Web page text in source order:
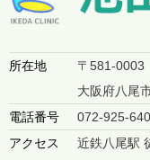
所在地
〒581-0003
大阪府八尾
電話番号
072-925-
アクセス
近鉄八尾駅